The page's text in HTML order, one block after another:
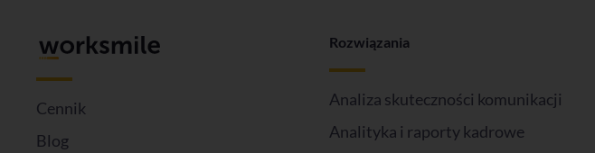
Cennik
Blog
Rozwiązania
Analiza skuteczności komunikacji
Analityka i raporty kadrowe